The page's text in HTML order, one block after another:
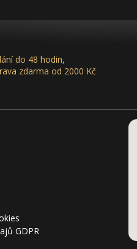
do 48 hodin,
zdarma od 2000 Kč
GDPR